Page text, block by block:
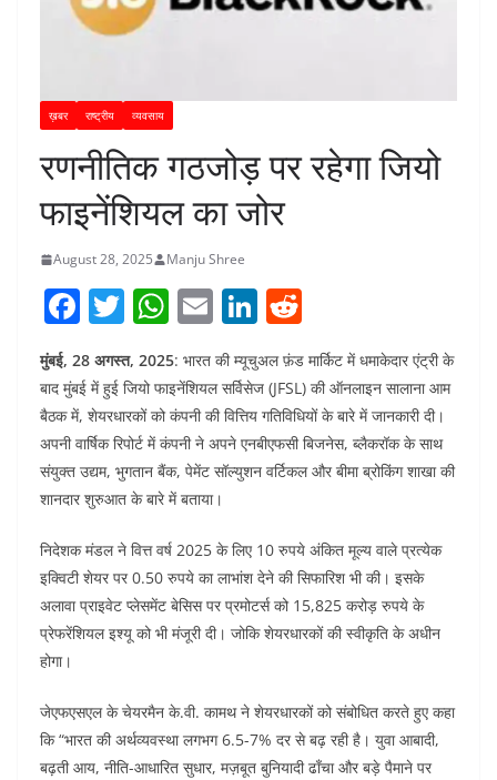
ख़बर राष्ट्रीय व्यवसाय
रणनीतिक गठजोड़ पर रहेगा जियो
फाइनेंशियल का जोर
August 28, 2025 Manju Shree
F
c
e
b
o
o
k
T
itt
er
W
at
s
A
p
p
E
m
ai
l
Li
k
e
dI
n
e
d
di
t
मुंबई, 28 अगस्त, 2025: भारत की म्यूचुअल फ़ंड मार्किट में धमाकेदार एंट्री के
बाद मुंबई में हुई जियो फाइनेंशियल सर्विसेज (JFSL) की ऑनलाइन सालाना आम
बैठक में, शेयरधारकों को कंपनी की वित्तिय गतिविधियों के बारे में जानकारी दी।
अपनी वार्षिक रिपोर्ट में कंपनी ने अपने एनबीएफसी बिजनेस, ब्लैकरॉक के साथ
संयुक्त उद्यम, भुगतान बैंक, पेमेंट सॉल्युशन वर्टिकल और बीमा ब्रोकिंग शाखा की
शानदार शुरुआत के बारे में बताया।
निदेशक मंडल ने वित्त वर्ष 2025 के लिए 10 रुपये अंकित मूल्य वाले प्रत्येक
इक्विटी शेयर पर 0.50 रुपये का लाभांश देने की सिफारिश भी की। इसके
अलावा प्राइवेट प्लेसमेंट बेसिस पर प्रमोटर्स को 15,825 करोड़ रुपये के
प्रेफरेंशियल इश्यू को भी मंजूरी दी। जोकि शेयरधारकों की स्वीकृति के अधीन
होगा।
जेएफएसएल के चेयरमैन के.वी. कामथ ने शेयरधारकों को संबोधित करते हुए कहा
कि “भारत की अर्थव्यवस्था लगभग 6.5-7% दर से बढ़ रही है। युवा आबादी,
बढ़ती आय, नीति-आधारित सुधार, मज़बूत बुनियादी ढाँचा और बड़े पैमाने पर